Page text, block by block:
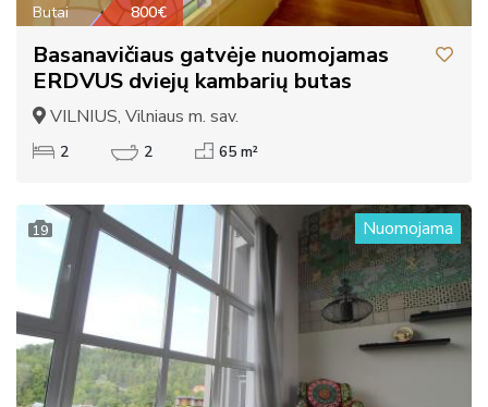
Butai 800€
Basanavičiaus gatvėje nuomojamas
ERDVUS dviejų kambarių butas
VILNIUS, Vilniaus m. sav.
2 2 65 m²
19 Nuomojama